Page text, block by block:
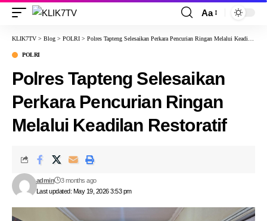
Aa
KLIK7TV > Blog > POLRI > Polres Tapteng Selesaikan Perkara Pencurian Ringan Melalui Keadilan Restoratif
POLRI
Polres Tapteng Selesaikan
Perkara Pencurian Ringan
Melalui Keadilan Restoratif
Last updated: May 19, 2026 3:53 pm
admin 3 months ago